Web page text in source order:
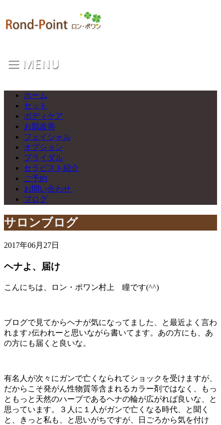
ホーム
セット
ボディケア
お肌改善
フェイシャル
オプション
ブライダル
セラピスト紹介
ご予約
お問い合わせ
ブログ
サロンブログ
2017年06月27日
ヘナよ、届け
こんにちは、ロン・ポワン村上 瞳です(^^)
ブログで見てからヘナが気になってました、と最近よく言わ
れます♪伝われーと思いながら書いてます。あの方にも、あ
の方にも届くと良いな。
有名人が次々にガンで亡くなられてショックを受けますが、
だからこそ発がん性物質等含まれるカラー剤ではなく、もっ
ともっと天然のハーブであるヘナの輪が広がれば良いな、と
思っています。３人に１人がガンで亡くなる時代、と聞く
と、きっと私も、と思いがちですが、日ごろから気を付け